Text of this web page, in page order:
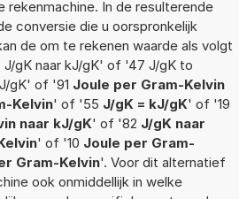
rekenmachine. In de resulterende
conversie die u oorspronkelijk
de om te rekenen waarde als volgt
gK naar kJ/gK' of '47 J/gK to
gK' of '91 Joule per Gram-Kelvin
Kelvin' of '55 J/gK = kJ/gK' of '19
naar kJ/gK' of '82 J/gK naar
' of '10 Joule per Gram-
Gram-Kelvin'. Voor dit alternatief
ook onmiddellijk in welke